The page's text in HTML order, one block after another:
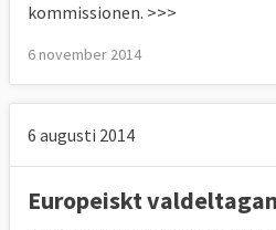
kommissionen. >>>
6 november 2014
6 augusti 2014
Europeiskt